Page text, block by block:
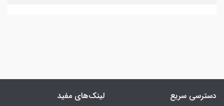
دسترسی سریع لینک‌های مفید